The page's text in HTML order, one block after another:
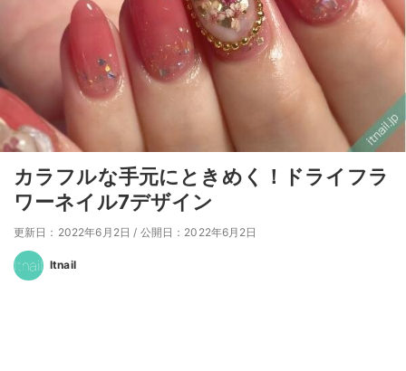
カラフルな手元にときめく！ドライフラ
ワーネイル7デザイン
更新日：2022年6月2日 / 公開日：2022年6月2日
Itnail